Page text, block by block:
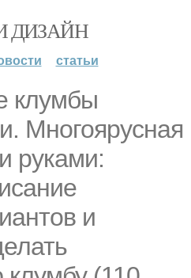
ДИЗАЙН
статьи
клумбы
Многоярусная
руками:
и